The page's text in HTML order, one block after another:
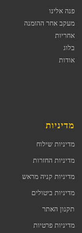
פנה אלינו
מעקב אחר ההזמנה
אחריות
בלוג
אודות
מדיניות
מדיניות שילוח
מדיניות החזרות
מדיניות קניה מראש
מדיניות ביטולים
תקנון האתר
מדיניות פרטיות